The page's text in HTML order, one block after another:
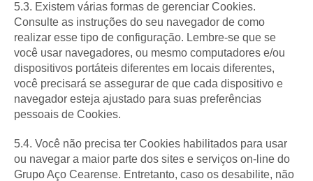
5.3. Existem várias formas de gerenciar Cookies.
Consulte as instruções do seu navegador de como
realizar esse tipo de configuração. Lembre-se que se
você usar navegadores, ou mesmo computadores e/ou
dispositivos portáteis diferentes em locais diferentes,
você precisará se assegurar de que cada dispositivo e
navegador esteja ajustado para suas preferências
pessoais de Cookies.
5.4. Você não precisa ter Cookies habilitados para usar
ou navegar a maior parte dos sites e serviços on-line do
Grupo Aço Cearense. Entretanto, caso os desabilite, não